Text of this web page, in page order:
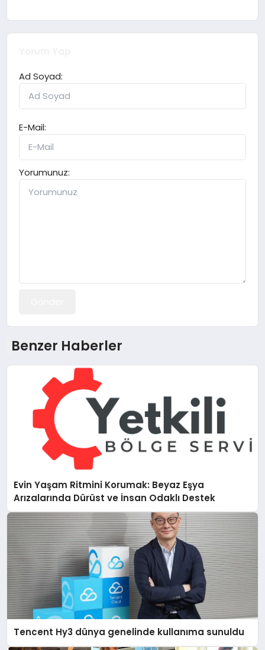
Ad Soyad:
E-Mail:
Yorumunuz:
Benzer Haberler
Evin Yaşam Ritmini Korumak: Beyaz Eşya
Arızalarında Dürüst ve İnsan Odaklı Destek
Tencent Hy3 dünya genelinde kullanıma sunuldu